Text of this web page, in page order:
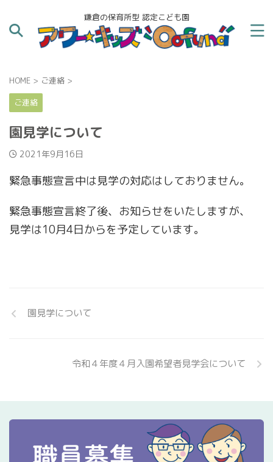
鎌倉の保育所型 認定こども園
HOME > ご連絡 >
ご連絡
園見学について
2021年9月16日
緊急事態宣言中は見学の対応はしておりません。
緊急事態宣言終了後、お知らせをいたしますが、
見学は10月4日からを予定しています。
園見学について
令和４年度４月入園希望者見学会について